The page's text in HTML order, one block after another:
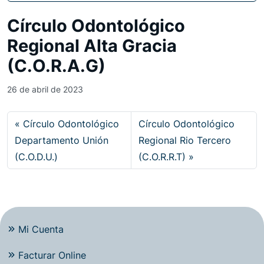
Círculo Odontológico
Regional Alta Gracia
(C.O.R.A.G)
26 de abril de 2023
Círculo Odontológico
Departamento Unión
(C.O.D.U.)
Círculo Odontológico
Regional Rio Tercero
(C.O.R.R.T)
Mi Cuenta
Facturar Online